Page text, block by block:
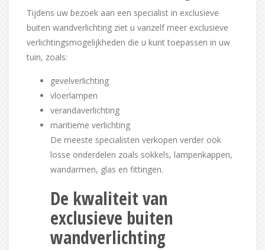
Tijdens uw bezoek aan een specialist in exclusieve
buiten wandverlichting ziet u vanzelf meer exclusieve
verlichtingsmogelijkheden die u kunt toepassen in uw
tuin, zoals:
gevelverlichting
vloerlampen
verandaverlichting
maritieme verlichting
De meeste specialisten verkopen verder ook
losse onderdelen zoals sokkels, lampenkappen,
wandarmen, glas en fittingen.
De kwaliteit van
exclusieve buiten
wandverlichting